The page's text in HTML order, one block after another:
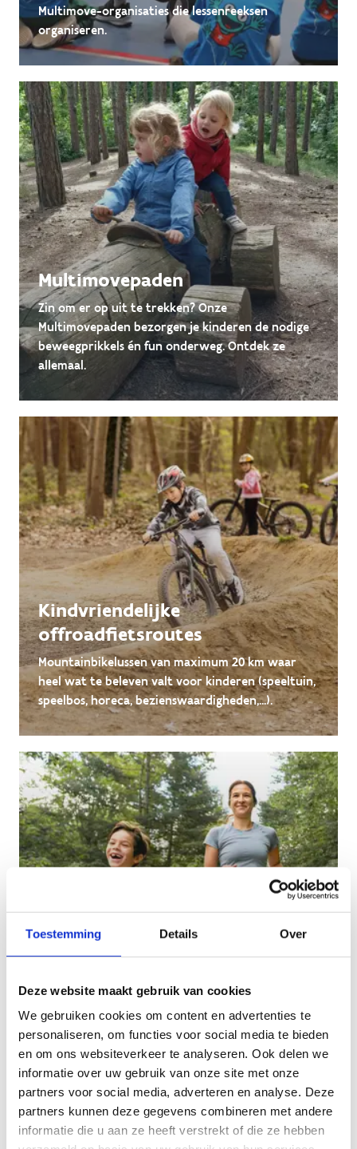
Toestemming Details Over
Deze website maakt gebruik van cookies
We gebruiken cookies om content en advertenties te
personaliseren, om functies voor social media te bieden
en om ons websiteverkeer te analyseren. Ook delen we
informatie over uw gebruik van onze site met onze
partners voor social media, adverteren en analyse. Deze
partners kunnen deze gegevens combineren met andere
informatie die u aan ze heeft verstrekt of die ze hebben
Multimove-organisaties die lessenreeksen
organiseren.
Multimovepaden
Zin om er op uit te trekken? Onze
Multimovepaden bezorgen je kinderen de nodige
beweegprikkels én fun onderweg. Ontdek ze
allemaal.
Kindvriendelijke
offroadfietsroutes
Mountainbikelussen van maximum 20 km waar
heel wat te beleven valt voor kinderen (speeltuin,
speelbos, horeca, bezienswaardigheden,...).
Deze lussen zijn maximum 7 km lang. Je treft een
speeltuin, horeca of andere bezienswaardigheden
waar kinderen zich kunnen uitleven.